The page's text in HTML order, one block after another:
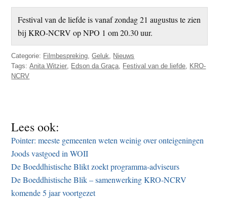
Festival van de liefde is vanaf zondag 21 augustus te zien
bij KRO-NCRV op NPO 1 om 20.30 uur.
Categorie: Filmbespreking,Geluk, Nieuws
Tags:Anita Witzier, Edson da Graça, Festival van de liefde, KRO-
NCRV
Lees ook:
Pointer: meeste gemeenten weten weinig over onteigeningen
Joods vastgoed in WOII
De Boeddhistische Blikt zoekt programma-adviseurs
De Boeddhistische Blik – samenwerking KRO-NCRV
komende 5 jaar voortgezet